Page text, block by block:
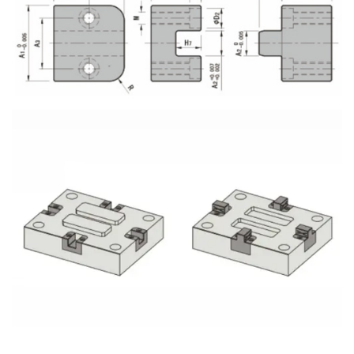
unterschiedlicher Herstellungsprozesse gerecht wird.
Erleichterte Installation:
Hersteller schätzen die Benutzerfreundlichkeit des
Positionierungsblocks, da er eine einfache Installation in
Kosteneffiziente Lösung:
Durch die Fokussierung auf wesentliche Funktionen
ohne unnötige Verzierungen stellt der Positionierblock
für Kunststoffformteile eine kostengünstige Lösung für